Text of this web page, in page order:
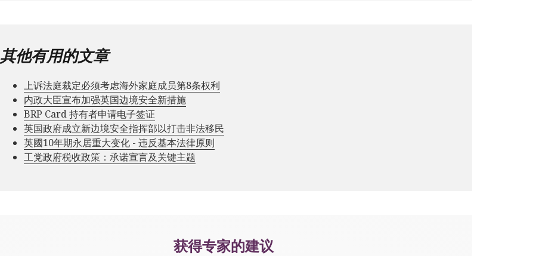
其他有用的文章
上诉法庭裁定必须考虑海外家庭成员第8条权利
内政大臣宣布加强英国边境安全新措施
BRP Card 持有者申请电子签证
英国政府成立新边境安全指挥部以打击非法移民
英國10年期永居重大变化 - 违反基本法律原则
工党政府税收政策：承诺宣言及关键主题
获得专家的建议